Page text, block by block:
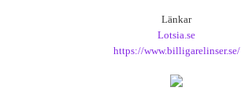
Länkar
Lotsia.se
https://www.billigarelinser.se/